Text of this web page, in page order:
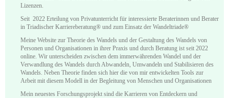
Lizenzen.
Seit 2022 Erteilung von Privatunterricht für interessierte Beraterinnen und Berater
in Triadischer Karriereberatung® und zum Einsatz der Wandeltriade®
Meine Website zur Theorie des Wandels und der Gestaltung des Wandels von
Personen und Organisationen in ihrer Praxis und durch Beratung ist seit 2022
online. Wir unterscheiden zwischen dem immerwährenden Wandel und der
Verwandlung des Wandels durch Abwandeln, Umwandeln und Stabilisieren des
Wandels. Neben Theorie finden sich hier die von mir entwickelten Tools zur
Arbeit mit diesem Modell in der Begleitung von Menschen und Organisationen
Mein neuestes Forschungsprojekt sind die Karrieren von Entdeckern und